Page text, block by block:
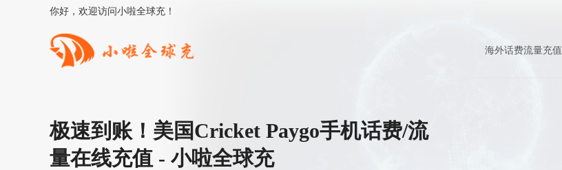
你好，欢迎访问小啦全球充！
海外话费流量充值
极速到账！美国Cricket Paygo手机话费/流
量在线充值 - 小啦全球充